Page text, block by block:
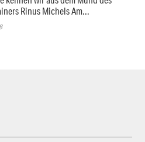
Rinus Michels Am...